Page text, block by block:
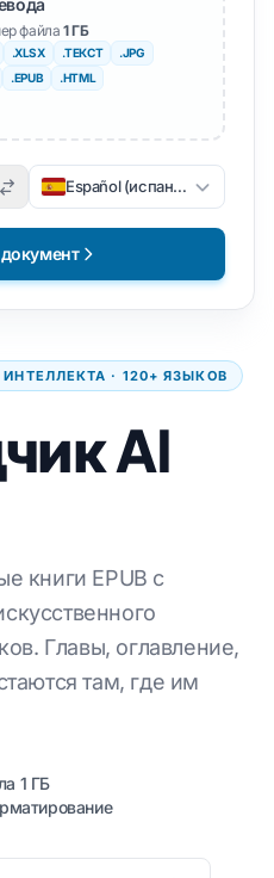
· 120+ ЯЗЫКОВ
AI
книги EPUB с
Главы, оглавление,
там, где им
1 ГБ
файла1 ГБ
.XLSX .ТЕКСТ
.JPG
.EPUB .HTML
Español (испанский)
документ